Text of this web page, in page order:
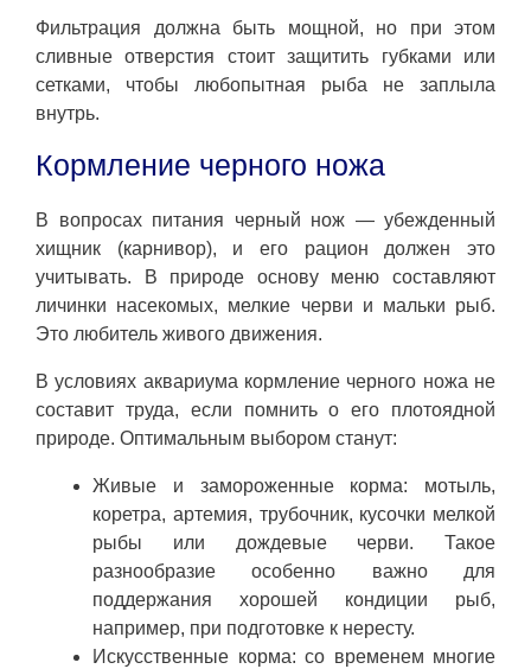
Фильтрация должна быть мощной, но при этом
сливные отверстия стоит защитить губками или
сетками, чтобы любопытная рыба не заплыла
внутрь.
Кормление черного ножа
В вопросах питания черный нож — убежденный
хищник (карнивор), и его рацион должен это
учитывать. В природе основу меню составляют
личинки насекомых, мелкие черви и мальки рыб.
Это любитель живого движения.
В условиях аквариума кормление черного ножа не
составит труда, если помнить о его плотоядной
природе. Оптимальным выбором станут:
Живые и замороженные корма: мотыль,
коретра, артемия, трубочник, кусочки мелкой
рыбы или дождевые черви. Такое
разнообразие особенно важно для
поддержания хорошей кондиции рыб,
например, при подготовке к нересту.
Искусственные корма: со временем многие